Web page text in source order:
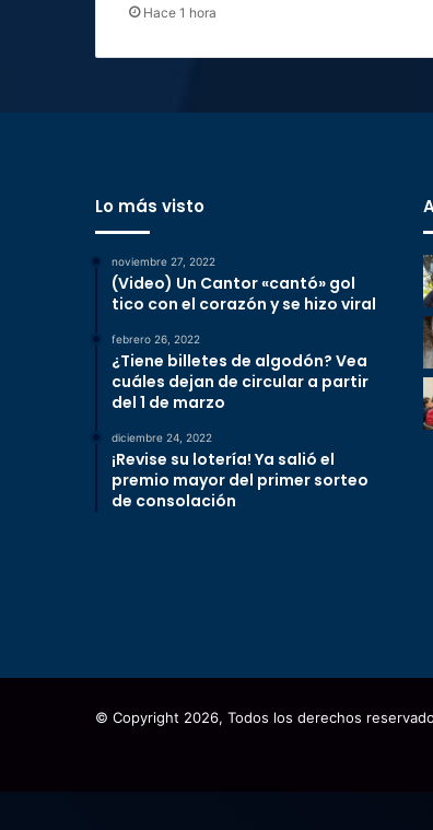
Hace 1 hora
Lo más visto
noviembre 27, 2022
(Video) Un Cantor «cantó» gol
tico con el corazón y se hizo viral
febrero 26, 2022
¿Tiene billetes de algodón? Vea
cuáles dejan de circular a partir
del 1 de marzo
diciembre 24, 2022
¡Revise su lotería! Ya salió el
premio mayor del primer sorteo
de consolación
© Copyright 2026, Todos los derechos